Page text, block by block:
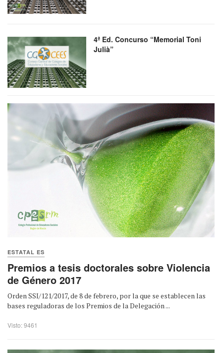
4ª Ed. Concurso “Memorial Toni
Julià”
ESTATAL ES
Premios a tesis doctorales sobre Violencia
de Género 2017
Orden SSI/121/2017, de 8 de febrero, por la que se establecen las
bases reguladoras de los Premios de la Delegación ...
Visto: 9461